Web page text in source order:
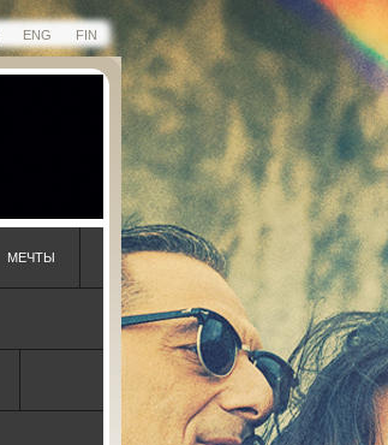
ENG FIN
МЕЧТЫ